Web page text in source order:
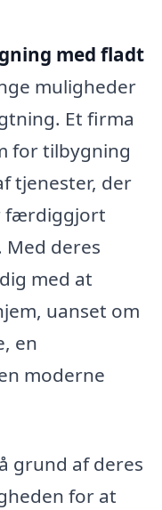
med fladt
muligheder
Et firma
for tilbygning
tjenester, der
færdiggjort
deres
med at
uanset om
en
moderne
grund af deres
for at